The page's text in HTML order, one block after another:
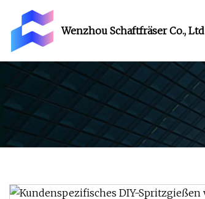
Wenzhou Schaftfräser Co., Ltd